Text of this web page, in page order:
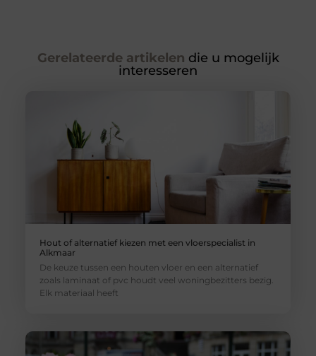
Gerelateerde artikelen die u mogelijk
interesseren
Hout of alternatief kiezen met een vloerspecialist in
Alkmaar
De keuze tussen een houten vloer en een alternatief
zoals laminaat of pvc houdt veel woningbezitters bezig.
Elk materiaal heeft